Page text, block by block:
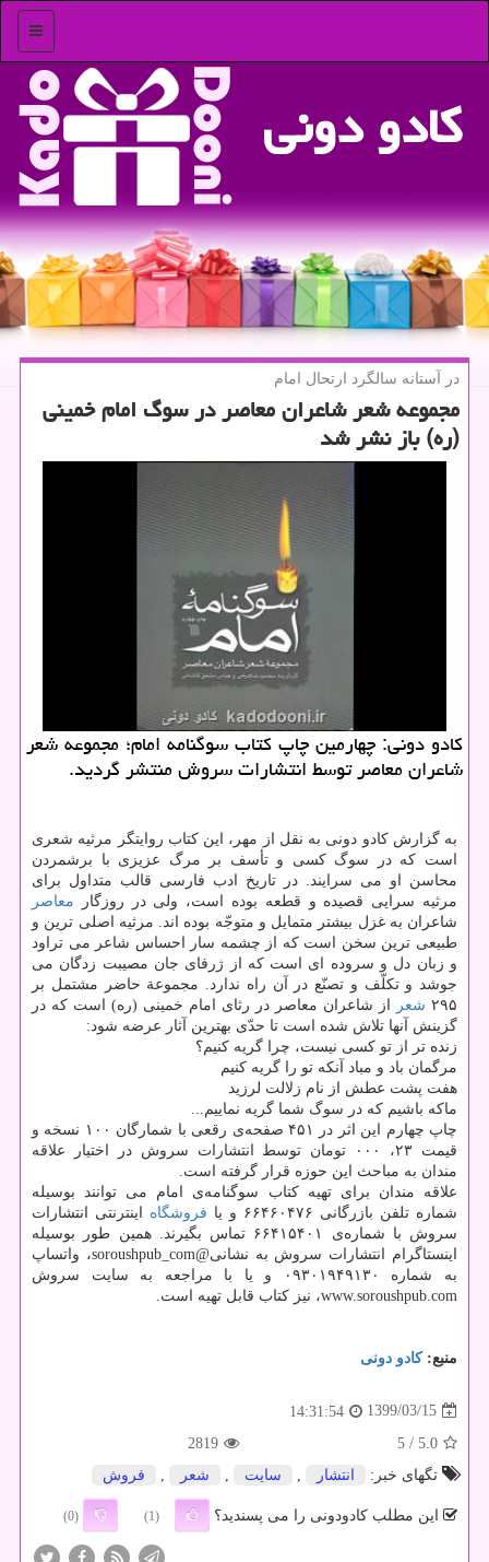
منو
كادو دونی
در آستانه سالگرد ارتحال امام
مجموعه شعر شاعران معاصر در سوگ امام خمینی
(ره) باز نشر شد
كادو دونی: چهارمین چاپ كتاب سوگنامه امام؛ مجموعه شعر
شاعران معاصر توسط انتشارات سروش منتشر گردید.
به گزارش کادو دونی به نقل از مهر، این کتاب روایتگر مرثیه شعری
است که در سوگ کسی و تأسف بر مرگ عزیزی با برشمردن
محاسن او می سرایند. در تاریخ ادب فارسی قالب متداول برای
مرثیه سرایی قصیده و قطعه بوده است، ولی در روزگار معاصر
شاعران به غزل بیشتر متمایل و متوجّه بوده اند. مرثیه اصلی ترین و
طبیعی ترین سخن است که از چشمه سار احساس شاعر می تراود
و زبان دل و سروده ای است که از ژرفای جان مصیبت زدگان می
جوشد و تکلّف و تصنّع در آن راه ندارد. مجموعة حاضر مشتمل بر
۲۹۵ شعر
از شاعران معاصر در رثای امام خمینی (ره) است که در
گزینش آنها تلاش شده است تا حدّی بهترین آثار عرضه شود:
زنده تر از تو کسی نیست، چرا گریه کنیم؟
مرگمان باد و مباد آنکه تو را گریه کنیم
هفت پشت عطش از نام زلالت لرزید
ماکه باشیم که در سوگ شما گریه نماییم...
چاپ چهارم این اثر در ۴۵۱ صفحه‌ی رقعی با شمارگان ۱۰۰ نسخه و
قیمت ۲۳، ۰۰۰ تومان توسط انتشارات سروش در اختیار علاقه
مندان به مباحث این حوزه قرار گرفته است.
علاقه مندان برای تهیه کتاب سوگنامه‌ی امام می توانند بوسیله
شماره تلفن بازرگانی ۶۶۴۶۰۴۷۶ و یا
فروشگاه اینترنتی انتشارات
سروش با شماره‌ی ۶۶۴۱۵۴۰۱ تماس بگیرند. همین طور بوسیله
اینستاگرام انتشارات سروش به نشانی@soroushpub_com، واتساپ
به شماره ۰۹۳۰۱۹۴۹۱۳۰ و یا با مراجعه به سایت سروش
www.soroushpub.com، نیز کتاب قابل تهیه است.
منبع:كادو دونی
1399/03/15
14:31:54
5.0
/ 5
2819
تگهای خبر:
انتشار , سایت , شعر , فروش
این مطلب کادودونی را می پسندید؟ (1)
(0)